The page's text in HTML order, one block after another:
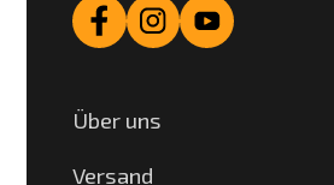
Über uns
Versand